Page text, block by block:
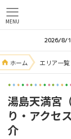
MENU
2026/8/
ホーム エリア一覧
湯島天満宮
り・アクセ
介